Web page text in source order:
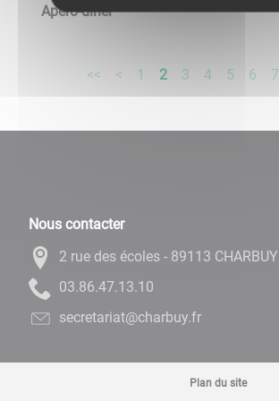
Apéro-dîner
<< < 1 2 3 4 5 6 7
Nous contacter
2 rue des écoles - 89113 CHARBUY
01.31.74.68.30
rf.yubrahc@tairaterces
Plan du site